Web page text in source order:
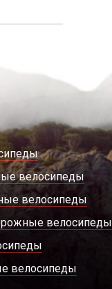
велосипеды
велосипеды
велосипеды
велосипеды